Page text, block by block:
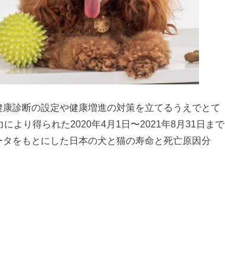
診断の設定や健康増進の対策を立てるうえでとて
より得られた2020年4月1日〜2021年8月31日まで
をもとにした日本の犬と猫の寿命と死亡原因分